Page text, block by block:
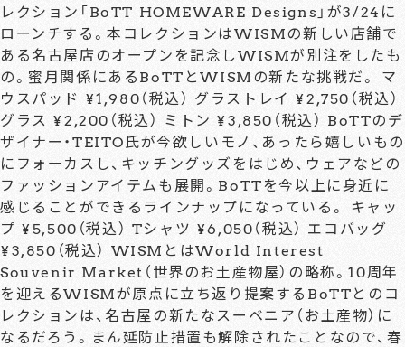
レクション「BoTT HOMEWARE Designs」が3/24に
ローンチする。本コレクションはWISMの新しい店舗で
ある名古屋店のオープンを記念しWISMが別注をしたも
の。蜜月関係にあるBoTTとWISMの新たな挑戦だ。 マ
ウスパッド ¥1,980（税込） グラストレイ ¥2,750（税込）
グラス ¥2,200（税込） ミトン ¥3,850（税込） BoTTのデ
ザイナー・TEITO氏が今欲しいモノ、あったら嬉しいもの
にフォーカスし、キッチングッズをはじめ、ウェアなどの
ファッションアイテムも展開。BoTTを今以上に身近に
感じることができるラインナップになっている。 キャッ
プ ¥5,500（税込） Tシャツ ¥6,050（税込） エコバッグ
¥3,850（税込） WISMとはWorld Interest
Souvenir Market（世界のお土産物屋）の略称。10周年
を迎えるWISMが原点に立ち返り提案するBoTTとのコ
レクションは、名古屋の新たなスーベニア（お土産物）に
なるだろう。まん延防止措置も解除されたことなので、春